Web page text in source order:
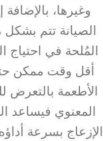
وغيرها،
الصيانة تتم
المُلحة في احتياج
أقل وقت ممكن
الأطعمة بالتعرض
المعنوي فيساعد
الإزعاج بسرعة